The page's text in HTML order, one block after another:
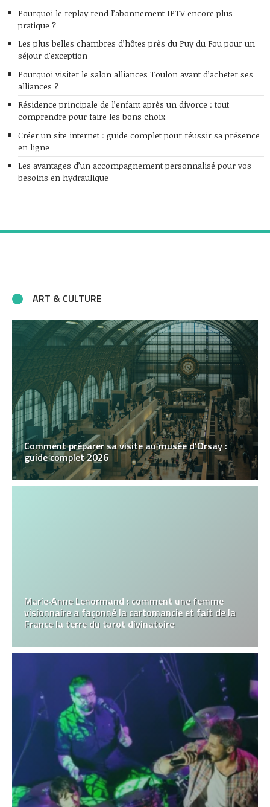
Pourquoi le replay rend l’abonnement IPTV encore plus
pratique ?
Les plus belles chambres d’hôtes près du Puy du Fou pour un
séjour d’exception
Pourquoi visiter le salon alliances Toulon avant d’acheter ses
alliances ?
Résidence principale de l’enfant après un divorce : tout
comprendre pour faire les bons choix
Créer un site internet : guide complet pour réussir sa présence
en ligne
Les avantages d’un accompagnement personnalisé pour vos
besoins en hydraulique
ART & CULTURE
Comment préparer sa visite au musée d’Orsay :
guide complet 2026
Marie‑Anne Lenormand : comment une femme
visionnaire a façonné la cartomancie et fait de la
France la terre du tarot divinatoire